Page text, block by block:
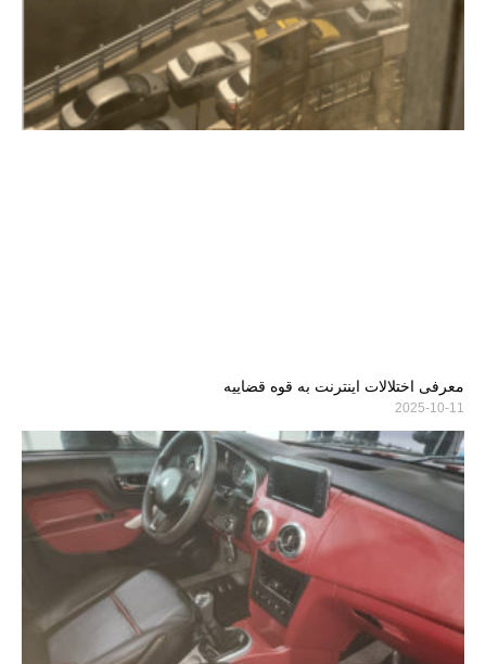
معرفی اختلالات اینترنت به قوه قضاییه
2025-10-11